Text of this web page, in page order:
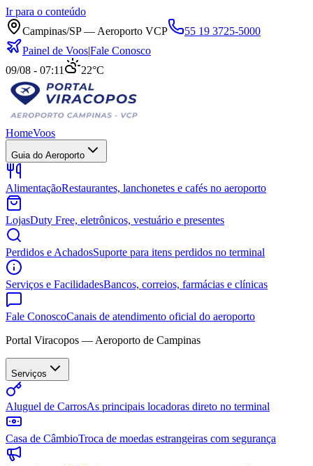
Ir para o conteúdo
Campinas/SP — Aeroporto VCP
55 19 3725-5000
Painel de Voos|Fale Conosco
09/08 - 07:11
22°C
HomeVoos
Guia do Aeroporto
AlimentaçãoRestaurantes, lanchonetes e cafés no aeroporto
LojasDuty Free, eletrônicos, vestuário e presentes
Perdidos e AchadosSuporte para itens perdidos no terminal
Serviços e FacilidadesBancos, correios, farmácias e clínicas
Fale ConoscoCanais de atendimento oficial do aeroporto
Portal Viracopos — Aeroporto de Campinas
Serviços
Aluguel de CarrosAs principais locadoras direto no terminal
Casa de CâmbioTroca de moedas estrangeiras com segurança